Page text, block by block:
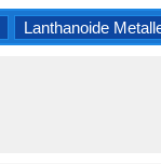
Lanthanoide